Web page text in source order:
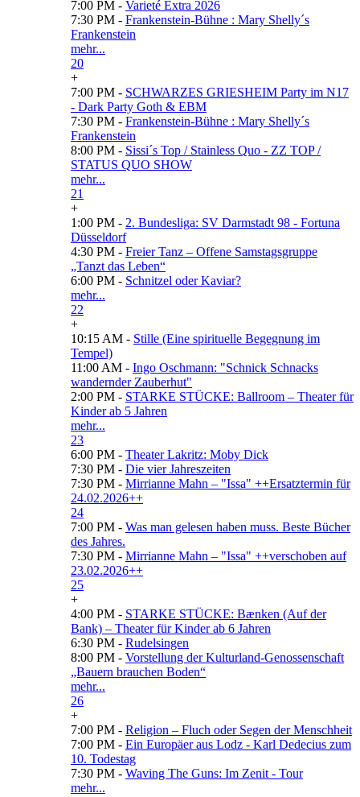
7:00 PM - Varieté Extra 2026
7:30 PM - Frankenstein-Bühne : Mary Shelly´s
Frankenstein
mehr...
20
+
7:00 PM - SCHWARZES GRIESHEIM Party im N17
- Dark Party Goth & EBM
7:30 PM - Frankenstein-Bühne : Mary Shelly´s
Frankenstein
8:00 PM - Sissi´s Top / Stainless Quo - ZZ TOP /
STATUS QUO SHOW
mehr...
21
+
1:00 PM - 2. Bundesliga: SV Darmstadt 98 - Fortuna
Düsseldorf
4:30 PM - Freier Tanz – Offene Samstagsgruppe
„Tanzt das Leben“
6:00 PM - Schnitzel oder Kaviar?
mehr...
22
+
10:15 AM - Stille (Eine spirituelle Begegnung im
Tempel)
11:00 AM - Ingo Oschmann: "Schnick Schnacks
wandernder Zauberhut"
2:00 PM - STARKE STÜCKE: Ballroom – Theater für
Kinder ab 5 Jahren
mehr...
23
6:00 PM - Theater Lakritz: Moby Dick
7:30 PM - Die vier Jahreszeiten
7:30 PM - Mirrianne Mahn – "Issa" ++Ersatztermin für
24.02.2026++
24
7:00 PM - Was man gelesen haben muss. Beste Bücher
des Jahres.
7:30 PM - Mirrianne Mahn – "Issa" ++verschoben auf
23.02.2026++
25
+
4:00 PM - STARKE STÜCKE: Bænken (Auf der
Bank) – Theater für Kinder ab 6 Jahren
6:30 PM - Rudelsingen
8:00 PM - Vorstellung der Kulturland-Genossenschaft
„Bauern brauchen Boden“
mehr...
26
+
7:00 PM - Religion – Fluch oder Segen der Menschheit
7:00 PM - Ein Europäer aus Lodz - Karl Dedecius zum
10. Todestag
7:30 PM - Waving The Guns: Im Zenit - Tour
mehr...